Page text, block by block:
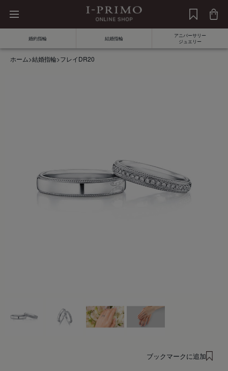
婚約指輪 結婚指輪
アニバーサリー
ジュエリー
ホーム>結婚指輪>フレイDR20
ブックマークに追加